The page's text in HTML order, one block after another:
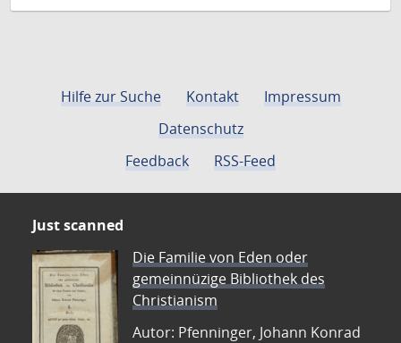
Hilfe zur Suche Kontakt
Impressum
Datenschutz
Feedback
RSS-Feed
Just scanned
Die Familie von Eden oder
gemeinnüzige Bibliothek des
Christianism
Autor: Pfenninger, Johann Konrad